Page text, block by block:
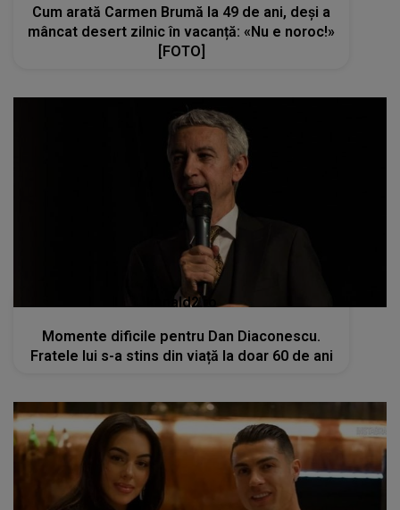
Cum arată Carmen Brumă la 49 de ani, deși a
mâncat desert zilnic în vacanță: «Nu e noroc!»
[FOTO]
kanald2.ro
Momente dificile pentru Dan Diaconescu.
Fratele lui s-a stins din viață la doar 60 de ani